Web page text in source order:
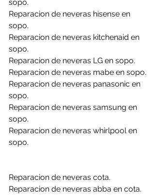
sopo.
Reparacion de neveras hisense en
sopo.
Reparacion de neveras kitchenaid en
sopo.
Reparacion de neveras LG en sopo.
Reparacion de neveras mabe en sopo.
Reparacion de neveras panasonic en
sopo.
Reparacion de neveras samsung en
sopo.
Reparacion de neveras whirlpool en
sopo.
Reparacion de neveras cota.
Reparacion de neveras abba en cota.